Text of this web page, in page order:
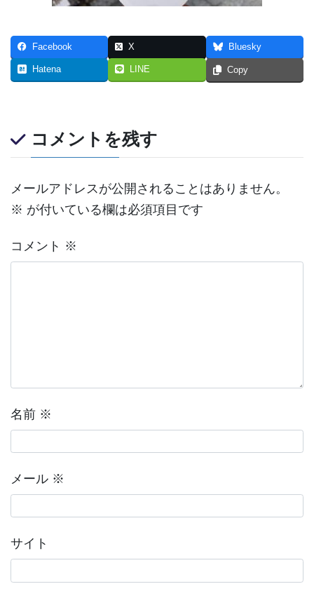
Facebook X Bluesky
Hatena LINE Copy
コメントを残す
メールアドレスが公開されることはありません。
※ が付いている欄は必須項目です
コメント ※
名前 ※
メール ※
サイト